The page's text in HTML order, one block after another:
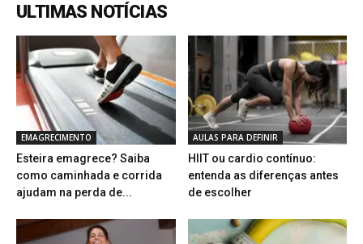
ULTIMAS NOTÍCIAS
EMAGRECIMENTO
Esteira emagrece? Saiba
como caminhada e corrida
ajudam na perda de...
AULAS PARA DEFINIR
HIIT ou cardio contínuo:
entenda as diferenças antes
de escolher